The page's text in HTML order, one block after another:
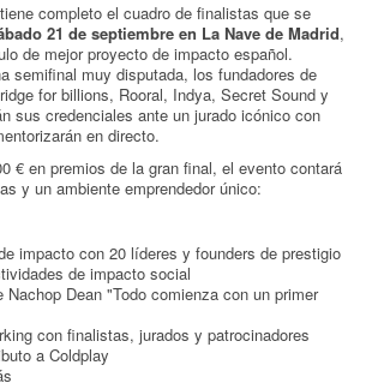
completo el cuadro de finalistas que se
21 de septiembre en La Nave de Madrid,
de mejor proyecto de impacto español.
semifinal muy disputada, los fundadores de
for billions, Rooral, Indya, Secret Sound y
sus credenciales ante un jurado icónico con
en directo.
€ en premios de la gran final, el evento contará
y un ambiente emprendedor único:
impacto con 20 líderes y founders de prestigio
de impacto social
Nachop Dean "Todo comienza con un primer
con finalistas, jurados y patrocinadores
a Coldplay